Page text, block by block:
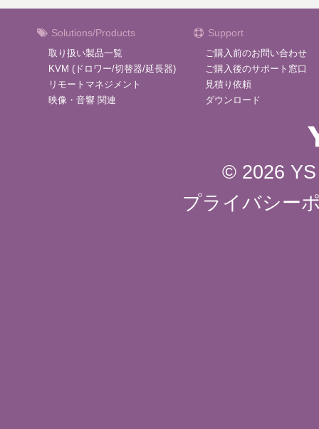
Solutions/Products
取り扱い製品一覧
KVM (ドロワー/切替器/延長器)
リモートマネジメント
映像・音響 関連
Support
ご購入前のお問い合わせ
ご購入後のサポート窓口
見積り依頼
ダウンロード
© 2026
プライバシー